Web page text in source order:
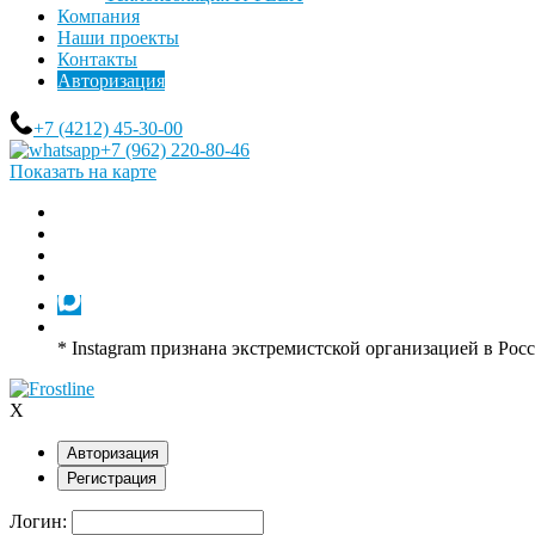
Компания
Наши проекты
Контакты
Авторизация
+7 (4212) 45-30-00
+7 (962) 220-80-46
Показать на карте
* Instagram признана экстремистской организацией в
X
Авторизация
Регистрация
Логин: